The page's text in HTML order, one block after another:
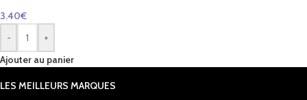
3.40€
-
+
Ajouter au panier
LES MEILLEURS MARQUES